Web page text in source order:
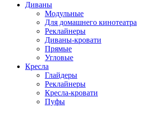
Диваны
Модульные
Для домашнего кинотеатра
Реклайнеры
Диваны-кровати
Прямые
Угловые
Кресла
Глайдеры
Реклайнеры
Кресла-кровати
Пуфы